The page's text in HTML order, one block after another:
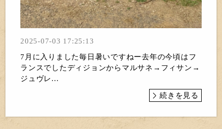
2025-07-03 17:25:13
7月に入りました毎日暑いですねー去年の今頃はフ
ランスでしたディジョンからマルサネ→フィサン→
ジュヴレ...
続きを見る